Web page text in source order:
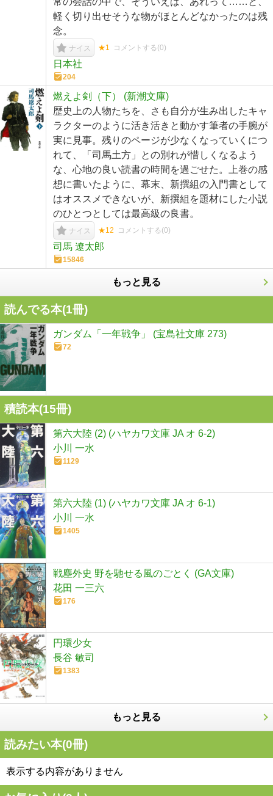
軽く切り出せそうな物がほとんどなかったのは残
念。
ナイス ★1 コメントする(0)
日本社
204
燃えよ剣（下） (新潮文庫)
歴史上の人物たちを、さも自分が生み出したキャ
ラクターのように活き活きと動かす筆者の手腕が
実に見事。残りのページが少なくなっていくにつ
れて、「司馬土方」との別れが惜しくなるよう
な、心地の良い読書の時間を過ごせた。上巻の感
想に書いたように、幕末、新撰組の入門書として
はオススメできないが、新撰組を題材にした小説
のひとつとしては最高級の良書。
ナイス ★12 コメントする(0)
司馬 遼太郎
15846
もっと見る
読んでる本(1冊)
ガンダム「一年戦争」 (宝島社文庫 273)
72
積読本(15冊)
第六大陸 (2) (ハヤカワ文庫 JA オ 6-2)
小川 一水
1129
第六大陸 (1) (ハヤカワ文庫 JA オ 6-1)
小川 一水
1405
戦塵外史 野を馳せる風のごとく (GA文庫)
花田 一三六
176
円環少女
長谷 敏司
1383
もっと見る
読みたい本(0冊)
表示する内容がありません